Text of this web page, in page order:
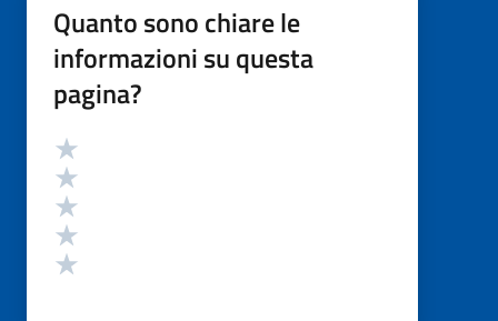
Quanto sono chiare le
informazioni su questa
pagina?
Valutazione